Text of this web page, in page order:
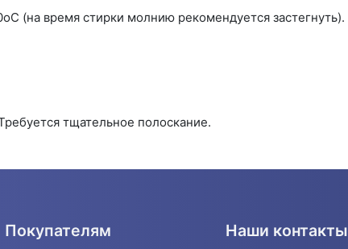
(на время стирки молнию рекомендуется застегнуть).
тщательное полоскание.
Покупателям Наши контакты